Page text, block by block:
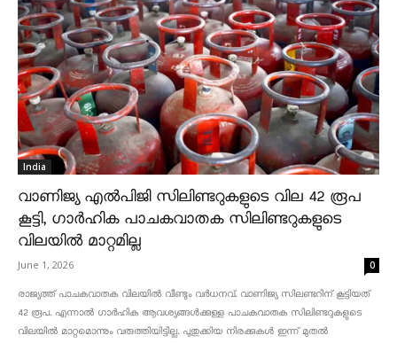
India
വാണിജ്യ എൽപിജി സിലിണ്ടറുകളുടെ വില 42 രൂപ
കൂട്ടി, ഗാർഹിക പാചകവാതക സിലിണ്ടറുകളുടെ
വിലയിൽ മാറ്റമില്ല
June 1, 2026 0
രാജ്യത്ത് പാചകവാതക വിലയിൽ വീണ്ടും വർധനവ്. വാണിജ്യ സിലണ്ടറിന് കൂട്ടിയത്
42 രൂപ. എന്നാൽ ഗാർഹിക ആവശ്യങ്ങൾക്കുള്ള പാചകവാതക സിലിണ്ടറുകളുടെ
വിലയിൽ മാറ്റമൊന്നും വരുത്തിയിട്ടില്ല. പുതുക്കിയ നിരക്കുകൾ ഇന്ന് മുതൽ